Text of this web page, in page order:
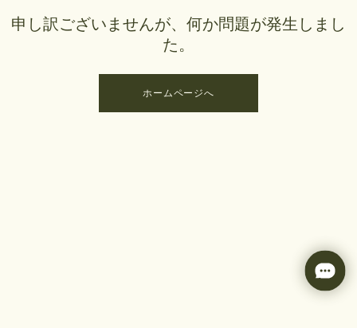
申し訳ございませんが、何か問題が発生しまし
た。
ホームページへ